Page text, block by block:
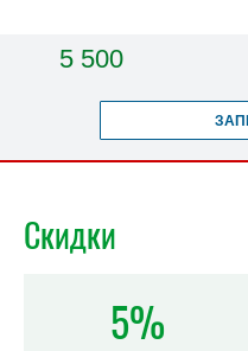
5 500
Скидки
5%